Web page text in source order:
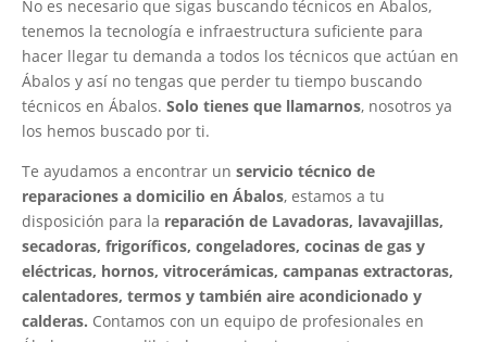
No es necesario que sigas buscando técnicos en Ábalos,
tenemos la tecnología e infraestructura suficiente para
hacer llegar tu demanda a todos los técnicos que actúan en
Ábalos y así no tengas que perder tu tiempo buscando
técnicos en Ábalos. Solo tienes que llamarnos, nosotros ya
los hemos buscado por ti.
Te ayudamos a encontrar un servicio técnico de
reparaciones a domicilio en Ábalos, estamos a tu
disposición para la reparación de Lavadoras, lavavajillas,
secadoras, frigoríficos, congeladores, cocinas de gas y
eléctricas, hornos, vitrocerámicas, campanas extractoras,
calentadores, termos y también aire acondicionado y
calderas. Contamos con un equipo de profesionales en